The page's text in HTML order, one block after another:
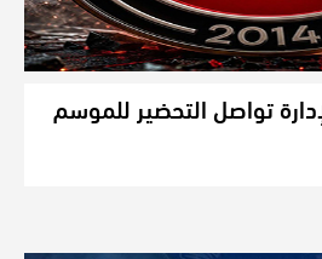
تواصل التحضير للموسم